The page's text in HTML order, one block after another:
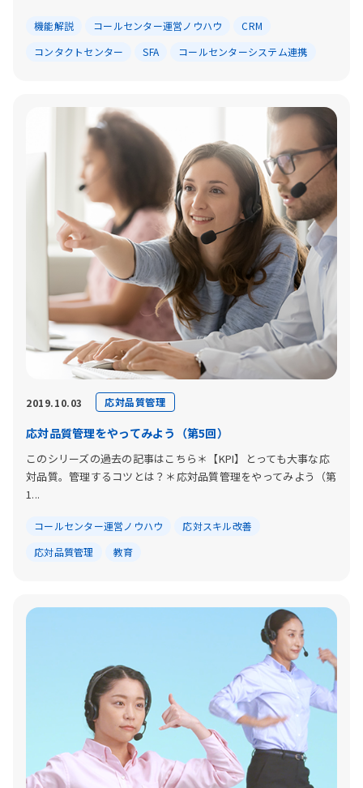
機能解説 コールセンター運営ノウハウ
CRM
コンタクトセンター
SFA コールセンターシステム連携
2019.10.03 応対品質管理
応対品質管理をやってみよう（第5回）
このシリーズの過去の記事はこちら＊【KPI】とっても大事な応
対品質。管理するコツとは？＊応対品質管理をやってみよう（第
1...
コールセンター運営ノウハウ
応対スキル改善
応対品質管理
教育